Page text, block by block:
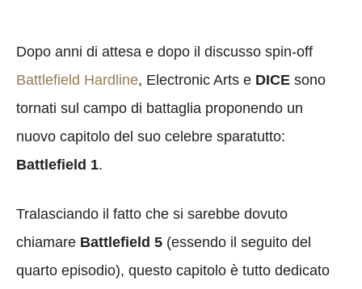
Dopo anni di attesa e dopo il discusso spin-off
Battlefield Hardline, Electronic Arts e DICE sono
tornati sul campo di battaglia proponendo un
nuovo capitolo del suo celebre sparatutto:
Battlefield 1.
Tralasciando il fatto che si sarebbe dovuto
chiamare Battlefield 5 (essendo il seguito del
quarto episodio), questo capitolo è tutto dedicato